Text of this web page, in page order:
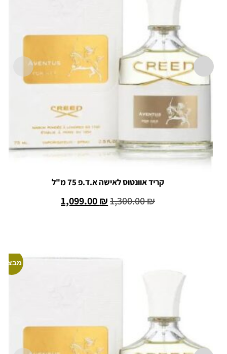
קריד אוונטוס לאישה א.ד.פ 75 מ"ל
1,300.00₪
1,099.00₪
מבצע!